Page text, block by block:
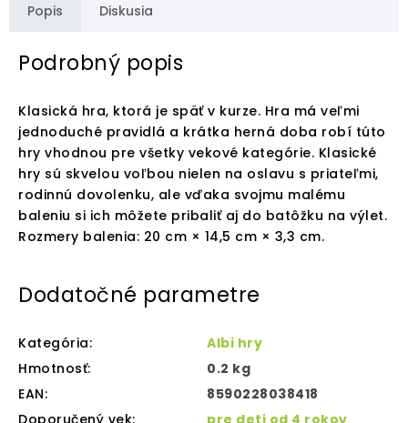
Popis Diskusia
Podrobný popis
Klasická hra, ktorá je späť v kurze. Hra má veľmi
jednoduché pravidlá a krátka herná doba robí túto
hry vhodnou pre všetky vekové kategórie. Klasické
hry sú skvelou voľbou nielen na oslavu s priateľmi,
rodinnú dovolenku, ale vďaka svojmu malému
baleniu si ich môžete pribaliť aj do batôžku na výlet.
Rozmery balenia: 20 cm × 14,5 cm × 3,3 cm.
Dodatočné parametre
Kategória:
Albi hry
Hmotnosť:
0.2 kg
EAN:
8590228038418